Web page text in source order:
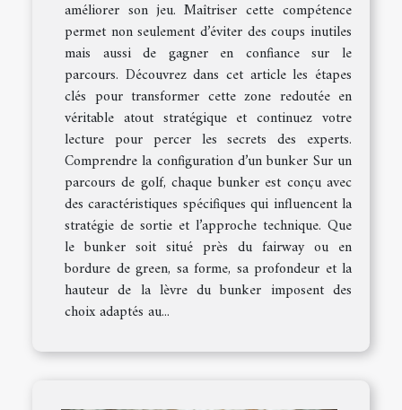
améliorer son jeu. Maîtriser cette compétence
permet non seulement d’éviter des coups inutiles
mais aussi de gagner en confiance sur le
parcours. Découvrez dans cet article les étapes
clés pour transformer cette zone redoutée en
véritable atout stratégique et continuez votre
lecture pour percer les secrets des experts.
Comprendre la configuration d’un bunker Sur un
parcours de golf, chaque bunker est conçu avec
des caractéristiques spécifiques qui influencent la
stratégie de sortie et l’approche technique. Que
le bunker soit situé près du fairway ou en
bordure de green, sa forme, sa profondeur et la
hauteur de la lèvre du bunker imposent des
choix adaptés au...